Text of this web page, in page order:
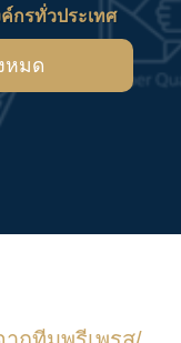
กรทั่วประเทศ
หมด